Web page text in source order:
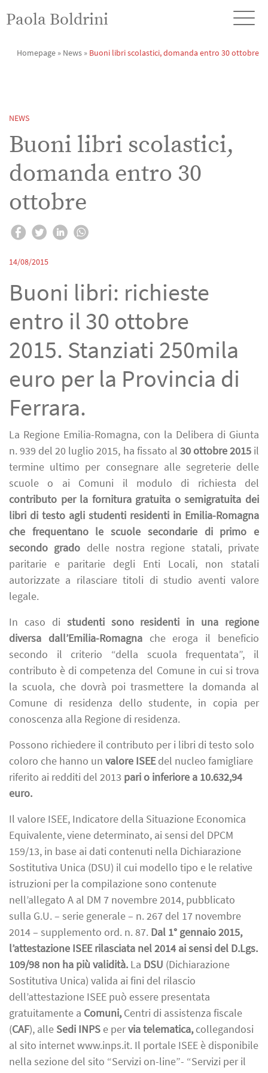
Paola Boldrini
Homepage » News » Buoni libri scolastici, domanda entro 30 ottobre
NEWS
Buoni libri scolastici,
domanda entro 30
ottobre
14/08/2015
Buoni libri: richieste
entro il 30 ottobre
2015. Stanziati 250mila
euro per la Provincia di
Ferrara.
La Regione Emilia-Romagna, con la Delibera di Giunta
n. 939 del 20 luglio 2015, ha fissato al 30ottobre 2015il
termine ultimo per consegnare alle segreterie delle
scuole o ai Comuni il modulo di richiesta del
contributo per la fornitura gratuita o semigratuita dei
libri di testo agli studenti residenti in Emilia-Romagna
che frequentano le scuole secondarie di primo e
secondo grado delle nostra regione statali, private
paritarie e paritarie degli Enti Locali, non statali
autorizzate a rilasciare titoli di studio aventi valore
legale.
In caso di studenti sono residenti in una regione
diversa dall’Emilia-Romagnache eroga il beneficio
secondo il criterio “della scuola frequentata”, il
contributo è di competenza del Comune in cui si trova
la scuola, che dovrà poi trasmettere la domanda al
Comune di residenza dello studente, in copia per
conoscenza alla Regione di residenza.
Possono richiedere il contributo per i libri di testo solo
coloro che hanno un valore ISEEdel nucleo famigliare
riferito ai redditi del 2013 pari o inferiore a 10.632,94
euro.
Il valore ISEE, Indicatore della Situazione Economica
Equivalente, viene determinato, ai sensi del DPCM
159/13, in base ai dati contenuti nella Dichiarazione
Sostitutiva Unica (DSU) il cui modello tipo e le relative
istruzioni per la compilazione sono contenute
nell’allegato A al DM 7 novembre 2014, pubblicato
sulla G.U. – serie generale – n. 267 del 17 novembre
2014 – supplemento ord. n. 87. Dal 1° gennaio 2015,
l’attestazione ISEE rilasciata nel 2014 ai sensi del D.Lgs.
109/98 non ha più validità. La DSU (Dichiarazione
Sostitutiva Unica) valida ai fini del rilascio
dell’attestazione ISEE può essere presentata
gratuitamente a Comuni,Centri di assistenza fiscale
(CAF), alle Sedi INPS e pervia telematica,collegandosi
al sito internet www.inps.it. Il portale ISEE è disponibile
nella sezione del sito “Servizi on-line”- “Servizi per il